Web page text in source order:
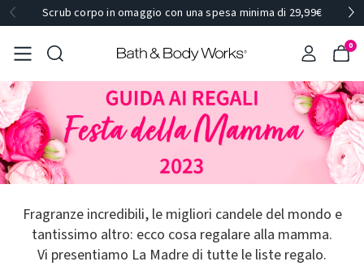
Scrub corpo in omaggio con una spesa minima di 29,99€
0
Fragranze incredibili, le migliori candele del mondo e
tantissimo altro: ecco cosa regalare alla mamma.
Vi presentiamo La Madre di tutte le liste regalo.